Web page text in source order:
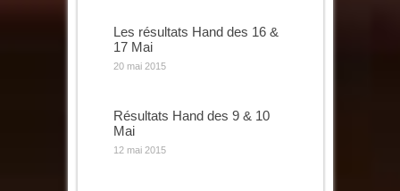
Les résultats Hand des 16 &
17 Mai
20 mai 2015
Résultats Hand des 9 & 10
Mai
12 mai 2015